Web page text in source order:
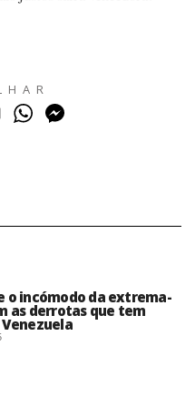
o incómodo da extrema-
as derrotas que tem